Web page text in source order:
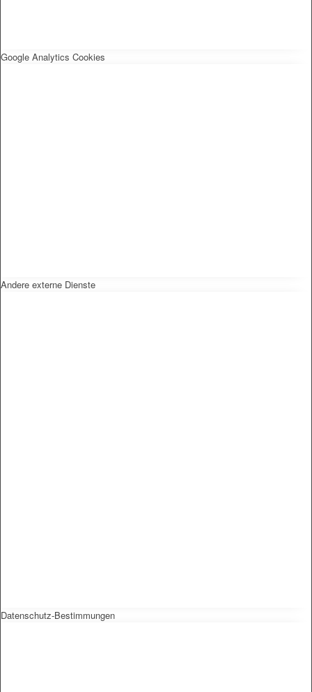
Google Analytics Cookies
Andere externe Dienste
Datenschutz-Bestimmungen